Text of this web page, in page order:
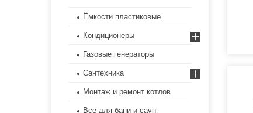
Ёмкости пластиковые
Кондиционеры
Газовые генераторы
Сантехника
Монтаж и ремонт котлов
Все для бани и саун